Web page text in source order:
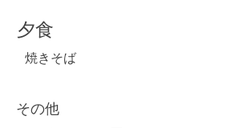
夕食
焼きそば
その他